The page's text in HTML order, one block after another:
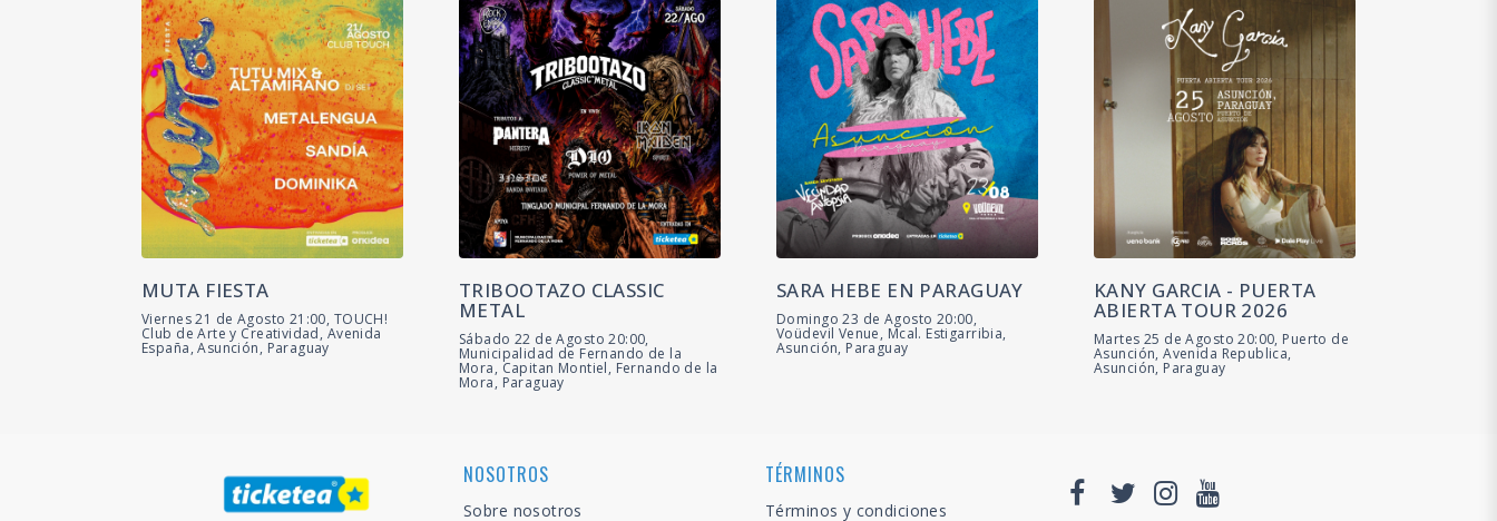
MUTA FIESTA
Viernes 21 de Agosto 21:00, TOUCH!
Club de Arte y Creatividad, Avenida
España, Asunción, Paraguay
TRIBOOTAZO CLASSIC
METAL
Sábado 22 de Agosto 20:00,
Municipalidad de Fernando de la
Mora, Capitan Montiel, Fernando de la
Mora, Paraguay
SARA HEBE EN PARAGUAY
Domingo 23 de Agosto 20:00,
Voüdevil Venue, Mcal. Estigarribia,
Asunción, Paraguay
KANY GARCIA - PUERTA
ABIERTA TOUR 2026
Martes 25 de Agosto 20:00, Puerto de
Asunción, Avenida Republica,
Asunción, Paraguay
NOSOTROS
Sobre nosotros
TÉRMINOS
Términos y condiciones